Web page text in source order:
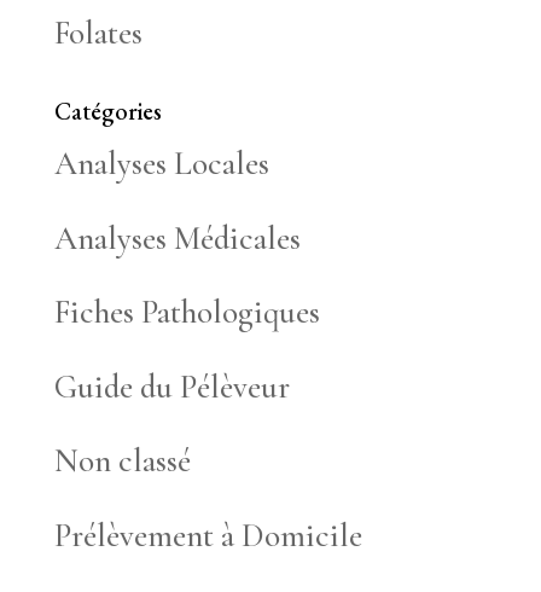
Folates
Catégories
Analyses Locales
Analyses Médicales
Fiches Pathologiques
Guide du Pélèveur
Non classé
Prélèvement à Domicile